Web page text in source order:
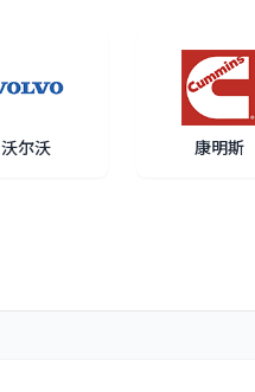
沃尔沃 康明斯